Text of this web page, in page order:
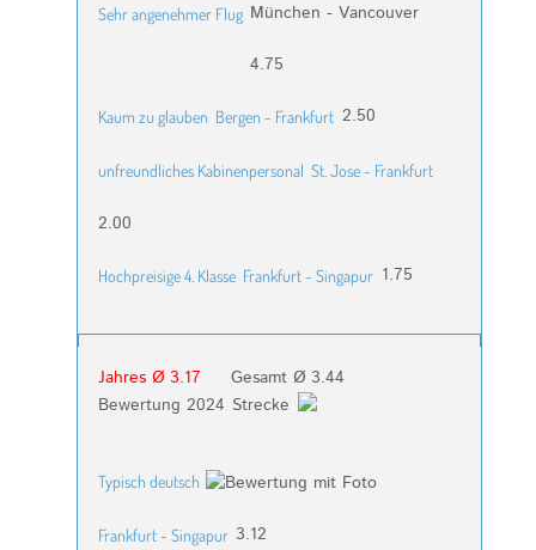
Sehr angenehmer Flug München - Vancouver
4.75
Kaum zu glauben Bergen - Frankfurt 2.50
unfreundliches Kabinenpersonal St. Jose - Frankfurt
2.00
Hochpreisige 4. Klasse Frankfurt - Singapur 1.75
Jahres Ø 3.17
Gesamt Ø 3.44
Bewertung 2024 Strecke
Typisch deutsch
Frankfurt - Singapur 3.12